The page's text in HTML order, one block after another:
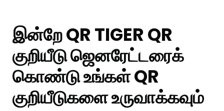
இன்றே QR TIGER QR
குறியீடு ஜெனரேட்டரைக்
கொண்டு உங்கள் QR
குறியீடுகளை உருவாக்கவும்